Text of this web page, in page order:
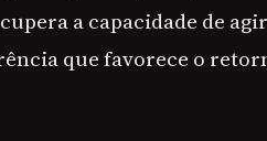
a capacidade de
que favorece o